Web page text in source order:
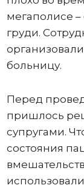
мегаполисе –
груди.
больницу.
Перед
пришлось
супругами.
состояния